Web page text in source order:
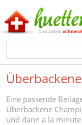
Eine passende
Überbackene
und dann a la